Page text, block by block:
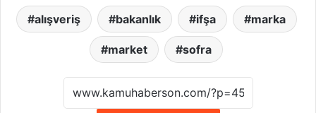
alışveriş bakanlık ifşa marka
market sofra